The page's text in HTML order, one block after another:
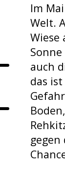
Im
Welt.
Wiese
auch
das